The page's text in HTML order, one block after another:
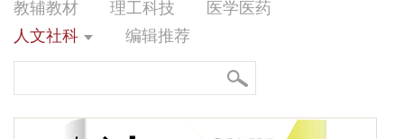
教辅教材
理工科技
医学医药
人文社科
编辑推荐